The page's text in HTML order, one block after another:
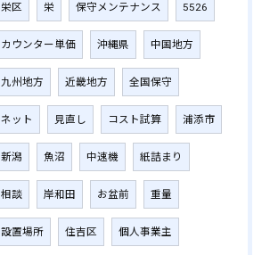
栄区 栄 保守メンテナンス 5526
カウンター単価 沖縄県 中国地方
九州地方 近畿地方 全国保守
ネット 見直し コスト試算 浦添市
新潟 魚沼 中速機 紙詰まり
相談 岸和田 お盆前 重量
設置場所 住吉区 個人事業主